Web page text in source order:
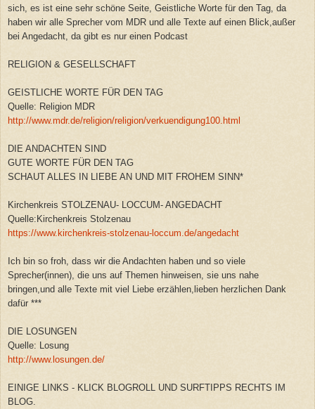
sich, es ist eine sehr schöne Seite, Geistliche Worte für den Tag, da
haben wir alle Sprecher vom MDR und alle Texte auf einen Blick,außer
bei Angedacht, da gibt es nur einen Podcast
RELIGION & GESELLSCHAFT
GEISTLICHE WORTE FÜR DEN TAG
Quelle: Religion MDR
http://www.mdr.de/religion/religion/verkuendigung100.html
DIE ANDACHTEN SIND
GUTE WORTE FÜR DEN TAG
SCHAUT ALLES IN LIEBE AN UND MIT FROHEM SINN*
Kirchenkreis STOLZENAU- LOCCUM- ANGEDACHT
Quelle:Kirchenkreis Stolzenau
https://www.kirchenkreis-stolzenau-loccum.de/angedacht
Ich bin so froh, dass wir die Andachten haben und so viele
Sprecher(innen), die uns auf Themen hinweisen, sie uns nahe
bringen,und alle Texte mit viel Liebe erzählen,lieben herzlichen Dank
dafür ***
DIE LOSUNGEN
Quelle: Losung
http://www.losungen.de/
EINIGE LINKS - KLICK BLOGROLL UND SURFTIPPS RECHTS IM
BLOG.